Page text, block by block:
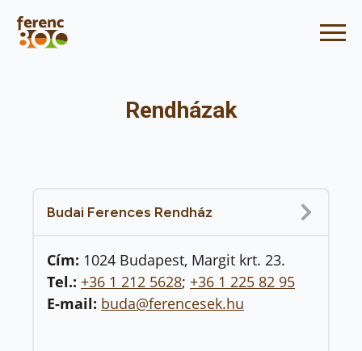
Rendházak
Budai Ferences Rendház
Cím: 1024 Budapest, Margit krt. 23.
Tel.: +36 1 212 5628; +36 1 225 82 95
E-mail: buda@ferencesek.hu